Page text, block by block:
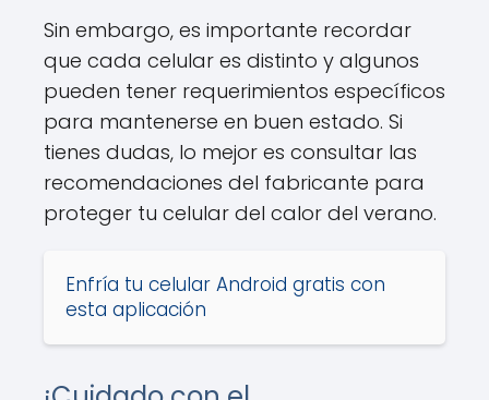
Sin embargo, es importante recordar
que cada celular es distinto y algunos
pueden tener requerimientos específicos
para mantenerse en buen estado. Si
tienes dudas, lo mejor es consultar las
recomendaciones del fabricante para
proteger tu celular del calor del verano.
Enfría tu celular Android gratis con
esta aplicación